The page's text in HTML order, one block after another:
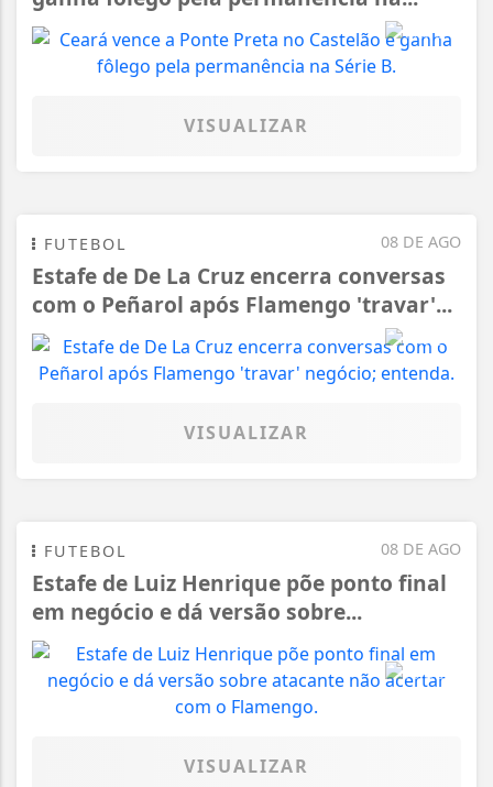
VISUALIZAR
08 DE AGO
FUTEBOL
Estafe de De La Cruz encerra conversas
com o Peñarol após Flamengo 'travar'...
VISUALIZAR
08 DE AGO
FUTEBOL
Estafe de Luiz Henrique põe ponto final
em negócio e dá versão sobre...
VISUALIZAR